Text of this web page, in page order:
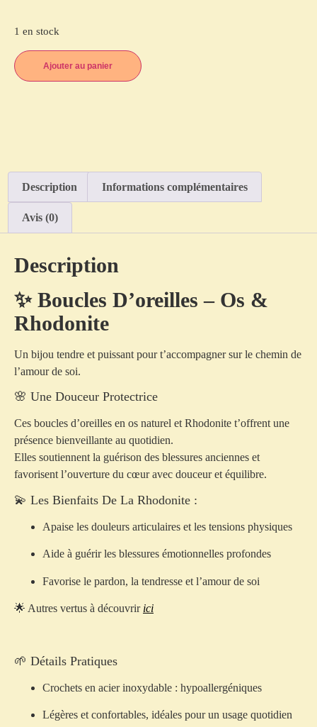
1 en stock
Ajouter au panier
Description Informations complémentaires
Avis (0)
Description
✨ Boucles D’oreilles – Os &
Rhodonite
Un bijou tendre et puissant pour t’accompagner sur le chemin de
l’amour de soi.
🌸 Une Douceur Protectrice
Ces boucles d’oreilles en os naturel et Rhodonite t’offrent une
présence bienveillante au quotidien.
Elles soutiennent la guérison des blessures anciennes et
favorisent l’ouverture du cœur avec douceur et équilibre.
💫 Les Bienfaits De La Rhodonite :
Apaise les douleurs articulaires et les tensions physiques
Aide à guérir les blessures émotionnelles profondes
Favorise le pardon, la tendresse et l’amour de soi
🌟 Autres vertus à découvrir ici
🌱 Détails Pratiques
Crochets en acier inoxydable : hypoallergéniques
Légères et confortables, idéales pour un usage quotidien